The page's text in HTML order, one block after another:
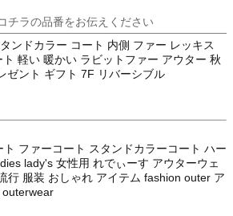
チラの品番をお伝えください
ンドカラー コート 内側 ファー レッキス
軽い 暖かい ラビットファー アウター 秋
ゼント ギフト 7F リバーシブル
ファーコート スタンドカラーコート ハー
lady's 女性用 れでぃーす アウターウェ
行 服装 おしゃれ アイテム fashion outer ア
outerwear